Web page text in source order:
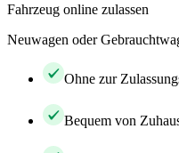
Fahrzeug online zulassen
Neuwagen oder
Ohne zur
Bequem von